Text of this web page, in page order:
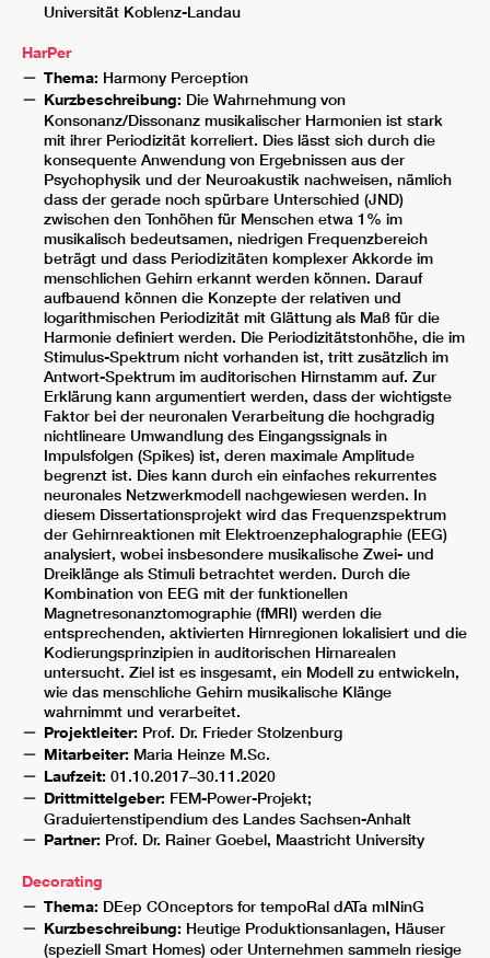
Universität Koblenz-Landau
HarPer
Thema: Harmony Perception
Kurzbeschreibung: Die Wahrnehmung von
Konsonanz/Dissonanz musikalischer Harmonien ist stark
mit ihrer Periodizität korreliert. Dies lässt sich durch die
konsequente Anwendung von Ergebnissen aus der
Psychophysik und der Neuroakustik nachweisen, nämlich
dass der gerade noch spürbare Unterschied (JND)
zwischen den Tonhöhen für Menschen etwa 1% im
musikalisch bedeutsamen, niedrigen Frequenzbereich
beträgt und dass Periodizitäten komplexer Akkorde im
menschlichen Gehirn erkannt werden können. Darauf
aufbauend können die Konzepte der relativen und
logarithmischen Periodizität mit Glättung als Maß für die
Harmonie definiert werden. Die Periodizitätstonhöhe, die im
Stimulus-Spektrum nicht vorhanden ist, tritt zusätzlich im
Antwort-Spektrum im auditorischen Hirnstamm auf. Zur
Erklärung kann argumentiert werden, dass der wichtigste
Faktor bei der neuronalen Verarbeitung die hochgradig
nichtlineare Umwandlung des Eingangssignals in
Impulsfolgen (Spikes) ist, deren maximale Amplitude
begrenzt ist. Dies kann durch ein einfaches rekurrentes
neuronales Netzwerkmodell nachgewiesen werden. In
diesem Dissertationsprojekt wird das Frequenzspektrum
der Gehirnreaktionen mit Elektroenzephalographie (EEG)
analysiert, wobei insbesondere musikalische Zwei- und
Dreiklänge als Stimuli betrachtet werden. Durch die
Kombination von EEG mit der funktionellen
Magnetresonanztomographie (fMRI) werden die
entsprechenden, aktivierten Hirnregionen lokalisiert und die
Kodierungsprinzipien in auditorischen Hirnarealen
untersucht. Ziel ist es insgesamt, ein Modell zu entwickeln,
wie das menschliche Gehirn musikalische Klänge
wahrnimmt und verarbeitet.
Projektleiter: Prof. Dr. Frieder Stolzenburg
Mitarbeiter: Maria Heinze M.Sc.
Laufzeit: 01.10.2017–30.11.2020
Drittmittelgeber: FEM-Power-Projekt;
Graduiertenstipendium des Landes Sachsen-Anhalt
Partner: Prof. Dr. Rainer Goebel, Maastricht University
Decorating
Thema: DEep COnceptors for tempoRal dATa mINinG
Kurzbeschreibung: Heutige Produktionsanlagen, Häuser
(speziell Smart Homes) oder Unternehmen sammeln riesige